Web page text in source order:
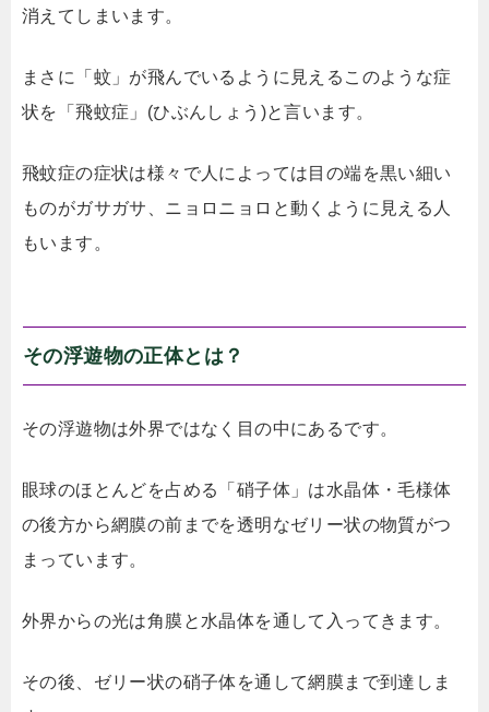
消えてしまいます。
まさに「蚊」が飛んでいるように見えるこのような症
状を「飛蚊症」(ひぶんしょう)と言います。
飛蚊症の症状は様々で人によっては目の端を黒い細い
ものがガサガサ、ニョロニョロと動くように見える人
もいます。
その浮遊物の正体とは？
その浮遊物は外界ではなく目の中にあるです。
眼球のほとんどを占める「硝子体」は水晶体・毛様体
の後方から網膜の前までを透明なゼリー状の物質がつ
まっています。
外界からの光は角膜と水晶体を通して入ってきます。
その後、ゼリー状の硝子体を通して網膜まで到達しま